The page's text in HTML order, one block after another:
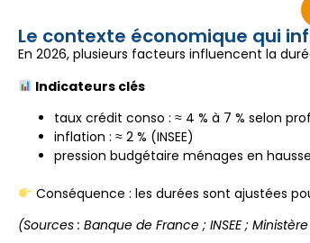
Le contexte économique qui
En 2026, plusieurs facteurs influencent la
Indicateurs clés
taux crédit conso : ≈ 4 % à 7 % selon
inflation : ≈ 2 % (INSEE)
pression budgétaire ménages en hausse
Conséquence : les durées sont ajustées
(Sources : Banque de France ; INSEE ;